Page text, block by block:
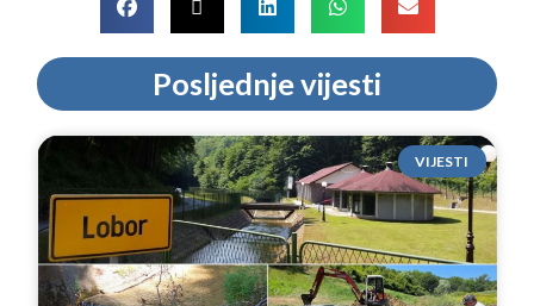
Posljednje vijesti
VIJESTI